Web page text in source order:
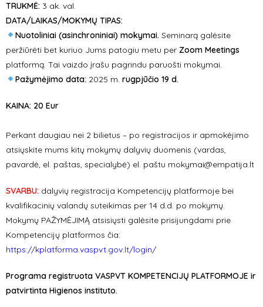
TRUKMĖ: 3 ak. val.
DATA/LAIKAS/MOKYMŲ TIPAS:
Nuotoliniai (asinchroniniai) mokymai. Seminarą galėsite
peržiūrėti bet kuriuo Jums patogiu metu per Zoom Meetings
platformą. Tai vaizdo įrašu pagrindu paruošti mokymai.
Pažymėjimo data: 2025 m. rugpjūčio 19 d.
KAINA: 20 Eur
Perkant daugiau nei 2 bilietus – po registracijos ir apmokėjimo
atsiųskite mums kitų mokymų dalyvių duomenis (vardas,
pavardė, el. paštas, specialybė) el. paštu mokymai@empatija.lt
SVARBU: dalyvių registracija Kompetencijų platformoje bei
kvalifikacinių valandų suteikimas per 14 d.d. po mokymų.
Mokymų PAŽYMĖJIMĄ atsisiųsti galėsite prisijungdami prie
Kompetencijų platformos čia:
https://kplatforma.vaspvt.gov.lt/login/
Programa registruota VASPVT KOMPETENCIJŲ PLATFORMOJE ir
patvirtinta Higienos instituto.